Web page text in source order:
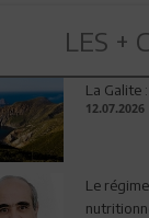
LES +
La Galite
12.07.2026
Le